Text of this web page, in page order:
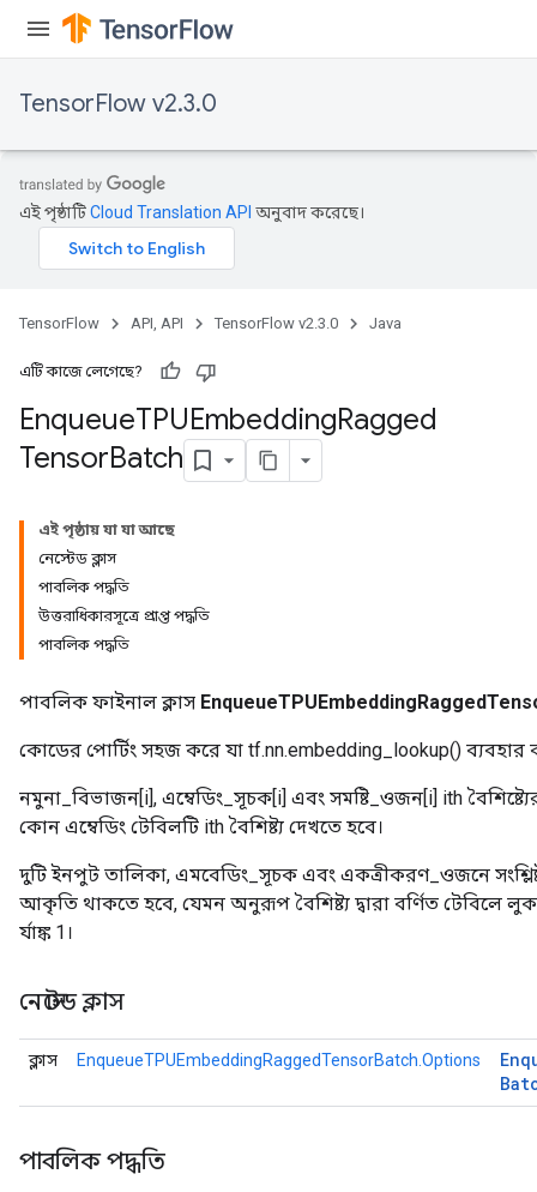
TensorFlow v2.3.0
এই পৃষ্ঠাটিCloud Translation API অনুবাদ করেছে।
TensorFlow API, API TensorFlow v2.3.0 Java
এটি কাজে লেগেছে?
EnqueueTPUEmbeddingRagged
TensorBatch
এই পৃষ্ঠায় যা যা আছে
নেস্টেড ক্লাস
পাবলিক পদ্ধতি
উত্তরাধিকারসূত্রে প্রাপ্ত পদ্ধতি
পাবলিক পদ্ধতি
পাবলিক ফাইনাল ক্লাস
কোডের পোর্টিং সহজ করে যা tf.nn.embedding_lookup() ব্যবহার
নমুনা_বিভাজন[i], এম্বেডিং_সূচক[i] এবং সমষ্টি_ওজন[i] ith
কোন এম্বেডিং টেবিলটি ith বৈশিষ্ট্য দেখতে হবে।
দুটি ইনপুট তালিকা, এমবেডিং_সূচক এবং একত্রীকরণ_ওজনে
আকৃতি থাকতে হবে, যেমন অনুরূপ বৈশিষ্ট্য দ্বারা বর্ণিত টেবিলে
র্যাঙ্ক 1।
নেস্টেড ক্লাস
ক্লাস EnqueueTPUEmbeddingRaggedTensorBatch.Options
পাবলিক পদ্ধতি